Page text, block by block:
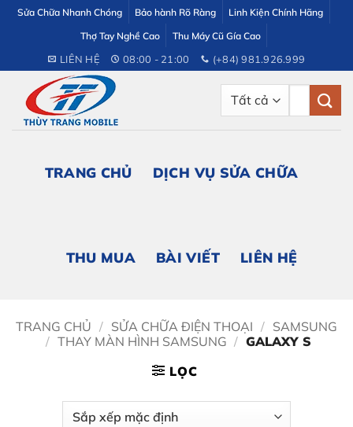
dung
Sửa Chữa Nhanh Chóng Bảo hành Rõ Ràng
Linh Kiện Chính Hãng
Thợ Tay Nghề Cao
Thu Máy Cũ Gía Cao
LIÊN HỆ 08:00 - 21:00 (+84) 981.926.999
TRANG CHỦ DỊCH VỤ SỬA CHỮA
THU MUA BÀI VIẾT LIÊN HỆ
TRANG CHỦ / SỬA CHỮA ĐIỆN THOẠI / SAMSUNG
/ THAY MÀN HÌNH SAMSUNG / GALAXY S
LỌC